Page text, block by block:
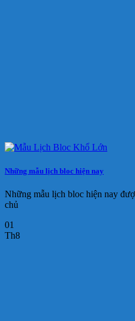
Những mẫu lịch bloc hiện nay
Những mẫu lịch bloc hiện nay
chủ
01
Th8